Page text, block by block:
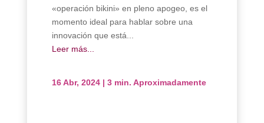
«operación bikini» en pleno apogeo, es el
momento ideal para hablar sobre una
innovación que está...
Leer más...
16 Abr, 2024 |3 min. Aproximadamente